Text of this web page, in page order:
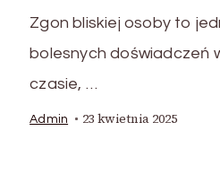
Zgon bliskiej osoby to
bolesnych doświadczeń
czasie, …
Admin 23 kwietnia 2025